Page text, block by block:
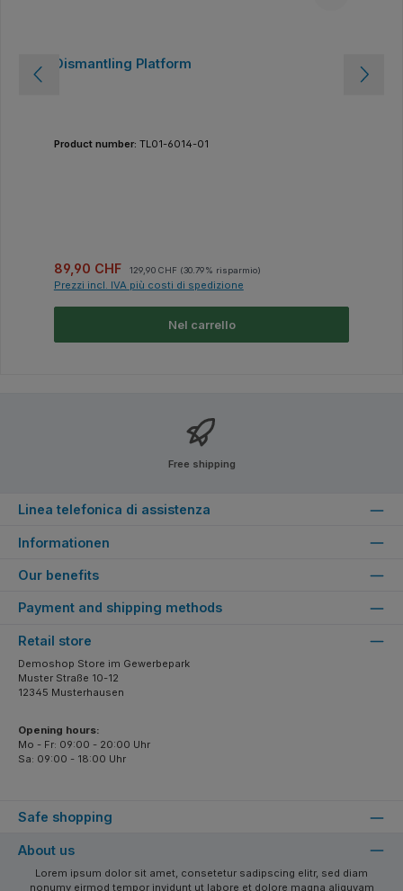
Dismantling Platform
Product number: TL01-6014-01
Prezzo di vendita:
89,90 CHF Prezzo normale:
129,90 CHF (30.79% risparmio)
Prezzi incl. IVA più costi di spedizione
Nel carrello
Free shipping
Linea telefonica di assistenza
Informationen
Our benefits
Payment and shipping methods
Safe shopping
Retail store
Demoshop Store im Gewerbepark
Muster Straße 10-12
12345 Musterhausen
Opening hours:
Mo - Fr: 09:00 - 20:00 Uhr
Sa: 09:00 - 18:00 Uhr
About us
Lorem ipsum dolor sit amet, consetetur sadipscing elitr, sed diam
nonumy eirmod tempor invidunt ut labore et dolore magna aliquyam